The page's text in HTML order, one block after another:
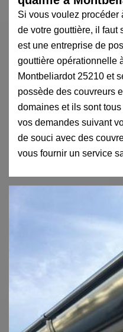
Si vous voulez procéder
de votre gouttière, il faut
est une entreprise de
gouttière opérationnelle
Montbeliardot 25210 et
possède des couvreurs
domaines et ils sont
vos demandes suivant
de souci avec des
vous fournir un service